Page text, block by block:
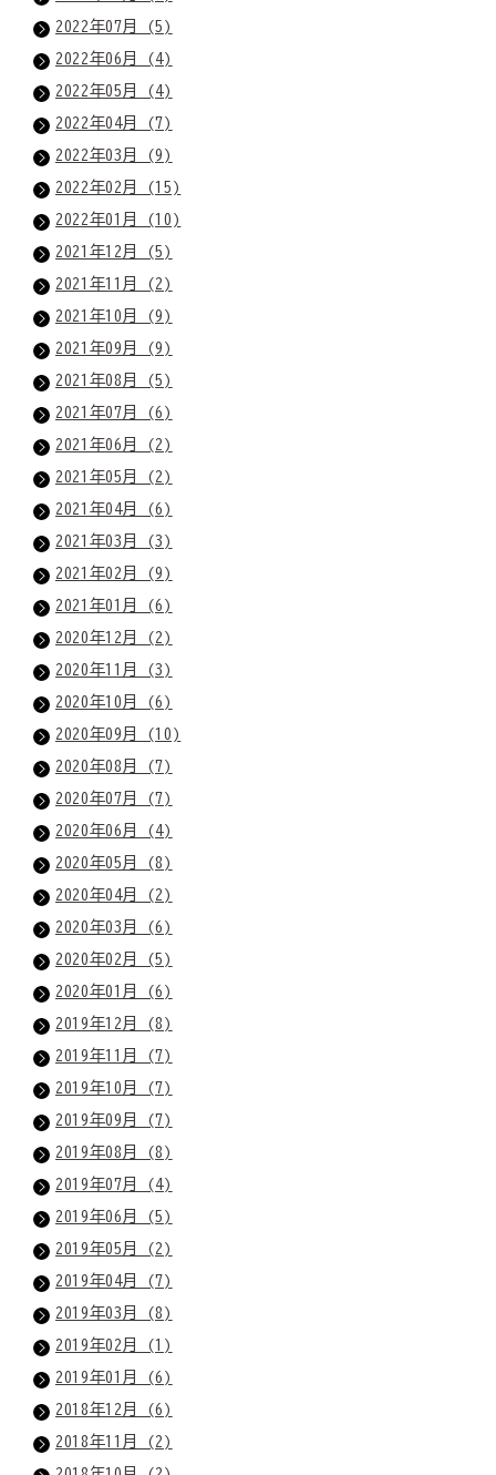
2022年07月 (5)
2022年06月 (4)
2022年05月 (4)
2022年04月 (7)
2022年03月 (9)
2022年02月 (15)
2022年01月 (10)
2021年12月 (5)
2021年11月 (2)
2021年10月 (9)
2021年09月 (9)
2021年08月 (5)
2021年07月 (6)
2021年06月 (2)
2021年05月 (2)
2021年04月 (6)
2021年03月 (3)
2021年02月 (9)
2021年01月 (6)
2020年12月 (2)
2020年11月 (3)
2020年10月 (6)
2020年09月 (10)
2020年08月 (7)
2020年07月 (7)
2020年06月 (4)
2020年05月 (8)
2020年04月 (2)
2020年03月 (6)
2020年02月 (5)
2020年01月 (6)
2019年12月 (8)
2019年11月 (7)
2019年10月 (7)
2019年09月 (7)
2019年08月 (8)
2019年07月 (4)
2019年06月 (5)
2019年05月 (2)
2019年04月 (7)
2019年03月 (8)
2019年02月 (1)
2019年01月 (6)
2018年12月 (6)
2018年11月 (2)